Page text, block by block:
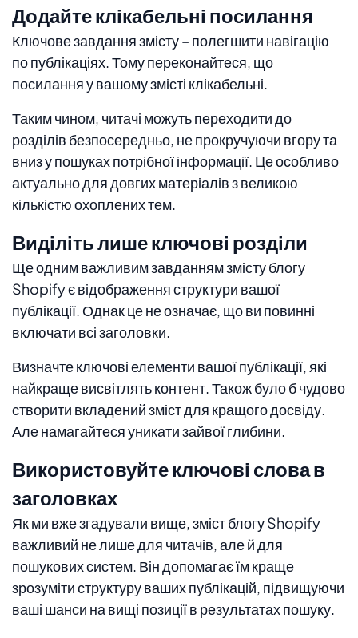
Додайте клікабельні посилання
Ключове завдання змісту – полегшити навігацію
по публікаціях. Тому переконайтеся, що
посилання у вашому змісті клікабельні.
Таким чином, читачі можуть переходити до
розділів безпосередньо, не прокручуючи вгору та
вниз у пошуках потрібної інформації. Це особливо
актуально для довгих матеріалів з великою
кількістю охоплених тем.
Виділіть лише ключові розділи
Ще одним важливим завданням змісту блогу
Shopify є відображення структури вашої
публікації. Однак це не означає, що ви повинні
включати всі заголовки.
Визначте ключові елементи вашої публікації, які
найкраще висвітлять контент. Також було б чудово
створити вкладений зміст для кращого досвіду.
Але намагайтеся уникати зайвої глибини.
Використовуйте ключові слова в
заголовках
Як ми вже згадували вище, зміст блогу Shopify
важливий не лише для читачів, але й для
пошукових систем. Він допомагає їм краще
зрозуміти структуру ваших публікацій, підвищуючи
ваші шанси на вищі позиції в результатах пошуку.